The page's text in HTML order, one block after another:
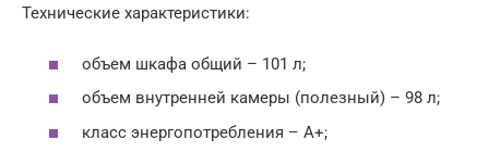
Технические характеристики:
объем шкафа общий – 101 л;
объем внутренней камеры (полезный) – 98 л;
класс энергопотребления – A+;